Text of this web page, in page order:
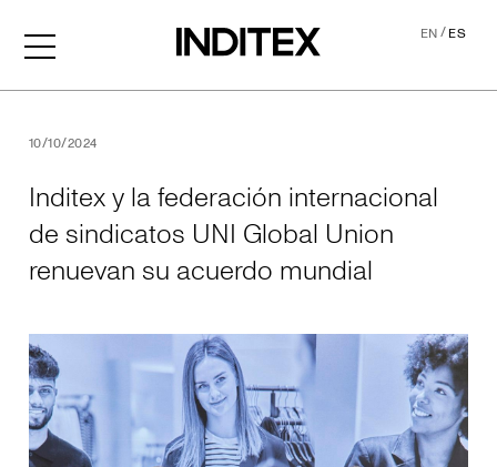
EN/ES
10/10/2024
Inditex y la federación internacional
de sindicatos UNI Global Union
renuevan su acuerdo mundial